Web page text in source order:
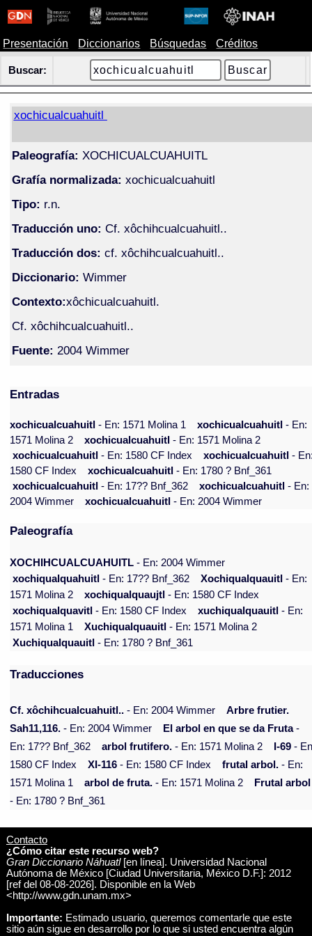
Presentación Diccionarios Búsquedas Créditos
Buscar:
xochicualcuahuitl
Paleografía: XOCHICUALCUAHUITL
Grafía normalizada: xochicualcuahuitl
Tipo: r.n.
Traducción uno: Cf. xôchihcualcuahuitl..
Traducción dos: cf. xôchihcualcuahuitl..
Diccionario: Wimmer
Contexto:xôchicualcuahuitl.
Cf. xôchihcualcuahuitl..
Fuente: 2004 Wimmer
Entradas
xochicualcuahuitl- En: 1571 Molina 1 xochicualcuahuitl- En:
1571 Molina 2
xochicualcuahuitl- En: 1571 Molina 2
xochicualcuahuitl- En: 1580 CF Index xochicualcuahuitl-
1580 CF Index
xochicualcuahuitl- En: 1780 ? Bnf_361
xochicualcuahuitl- En: 17?? Bnf_362 xochicualcuahuitl- En:
2004 Wimmer
xochicualcuahuitl- En: 2004 Wimmer
Paleografía
XOCHIHCUALCUAHUITL - En: 2004 Wimmer
xochiqualquahuitl - En: 17?? Bnf_362 Xochiqualquauitl - En:
1571 Molina 2
xochiqualquaujtl - En: 1580 CF Index
xochiqualquavitl - En: 1580 CF Index xuchiqualquauitl - En:
1571 Molina 1
Xuchiqualquauitl - En: 1571 Molina 2
Xuchiqualquauitl - En: 1780 ? Bnf_361
Traducciones
Cf. xôchihcualcuahuitl.. - En: 2004 Wimmer
Arbre frutier.
Sah11,116. - En: 2004 Wimmer El arbol en que se da Fruta-
En: 17?? Bnf_362
arbol frutifero. - En: 1571 Molina 2 I-69 -
1580 CF Index
XI-116 - En: 1580 CF Index frutal arbol. - En:
1571 Molina 1
arbol de fruta. - En: 1571 Molina 2
Frutal arbol
- En: 1780 ? Bnf_361
Contacto
¿Cómo citar este recurso web?
Gran Diccionario Náhuatl[en línea]. Universidad Nacional
Autónoma de México [Ciudad Universitaria, México D.F.]: 2012
[ref del 08-08-2026]. Disponible en la Web
<http://www.gdn.unam.mx>
Importante: Estimado usuario, queremos comentarle que este
sitio aún sigue en desarrollo por lo que si usted encuentra algún